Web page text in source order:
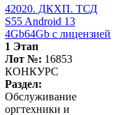
42020. ДКХП. ТСД
S55 Android 13
4Gb64Gb с лицензией
1 Этап
Лот №: 16853
КОНКУРС
Раздел:
Обслуживание
оргтехники и